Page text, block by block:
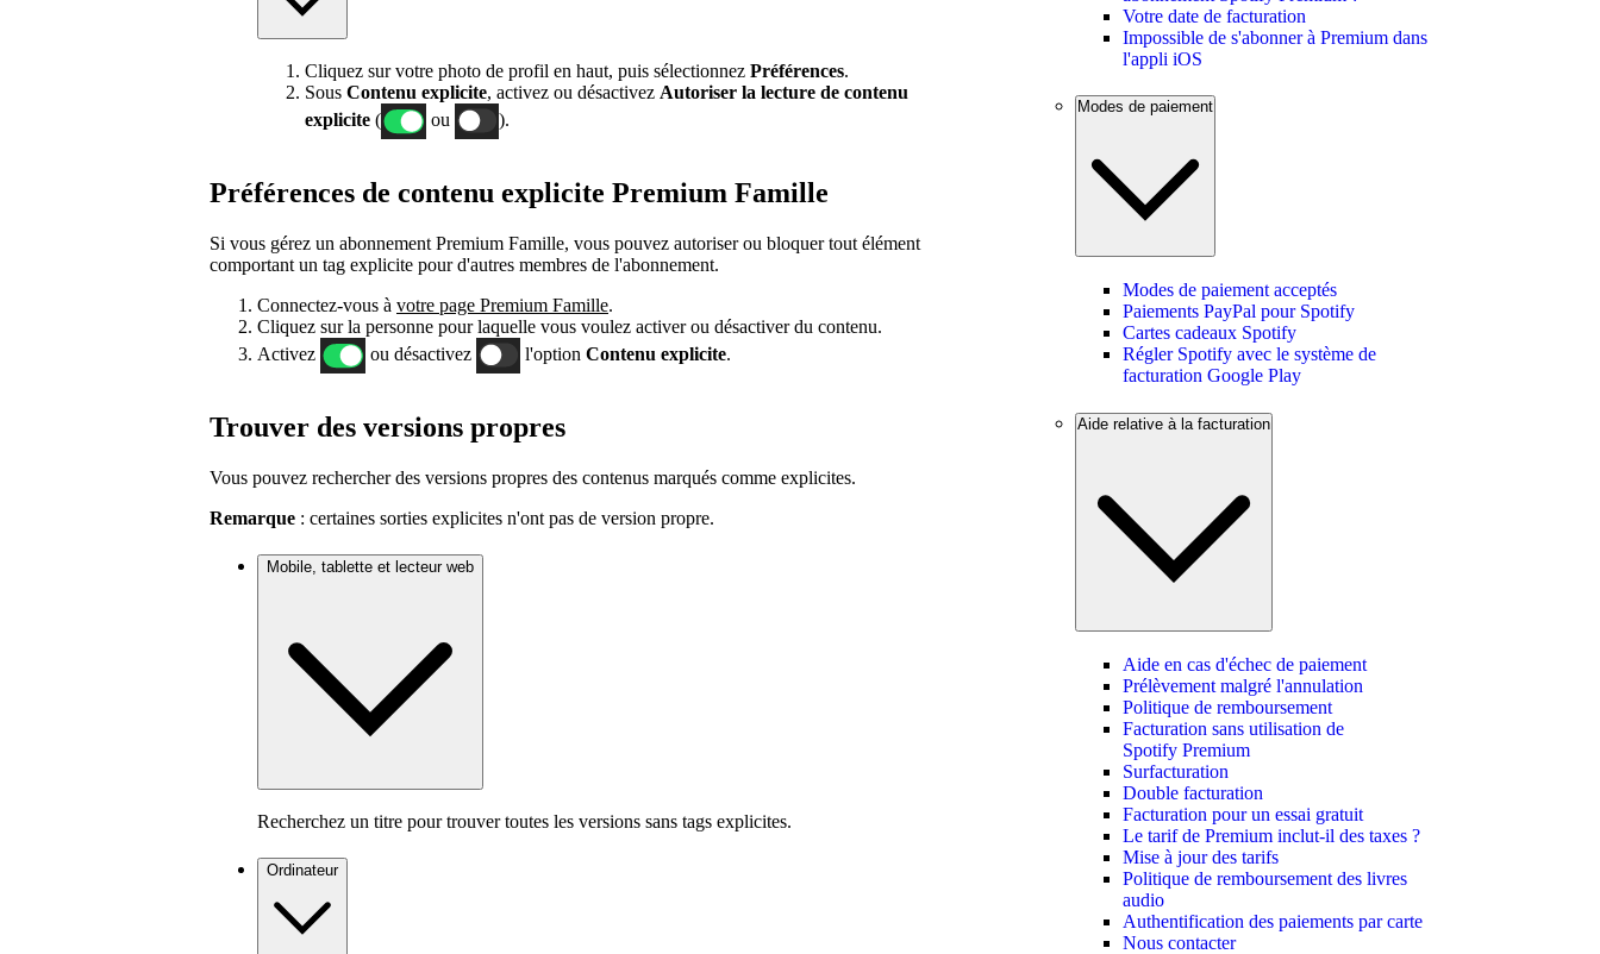
Cliquez sur votre photo de profil en haut, puis sélectionnez Préférences.
Sous Contenu explicite, activez ou désactivez Autoriser la lecture de contenu
explicite ( ou ).
Préférences de contenu explicite Premium Famille
Si vous gérez un abonnement Premium Famille, vous pouvez autoriser ou bloquer tout élément
comportant un tag explicite pour d'autres membres de l'abonnement.
Connectez-vous à votre page Premium Famille.
Cliquez sur la personne pour laquelle vous voulez activer ou désactiver du contenu.
Activez
ou désactivez l'option Contenu explicite.
Trouver des versions propres
Vous pouvez rechercher des versions propres des contenus marqués comme explicites.
Remarque : certaines sorties explicites n'ont pas de version propre.
Mobile, tablette et lecteur web
Recherchez un titre pour trouver toutes les versions sans tags explicites.
Ordinateur
Votre date de facturation
Impossible de s'abonner à Premium dans
l'appli iOS
Modes de paiement
Modes de paiement acceptés
Paiements PayPal pour Spotify
Cartes cadeaux Spotify
Régler Spotify avec le système de
facturation Google Play
Aide relative à la facturation
Aide en cas d'échec de paiement
Prélèvement malgré l'annulation
Politique de remboursement
Facturation sans utilisation de
Spotify Premium
Surfacturation
Double facturation
Facturation pour un essai gratuit
Le tarif de Premium inclut-il des taxes ?
Mise à jour des tarifs
Politique de remboursement des livres
audio
Authentification des paiements par carte
Nous contacter